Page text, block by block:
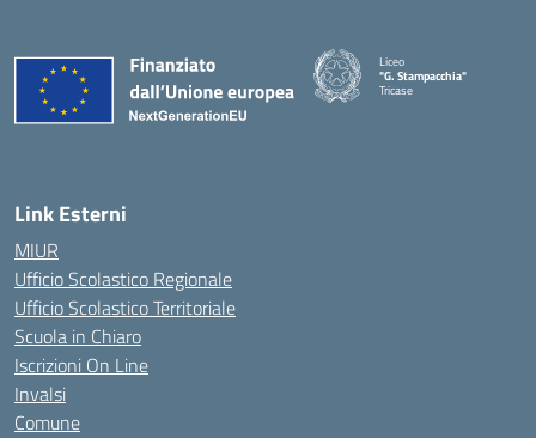
Liceo
"G. Stampacchia"
Tricase
Link Esterni
MIUR
Ufficio Scolastico Regionale
Ufficio Scolastico Territoriale
Scuola in Chiaro
Iscrizioni On Line
Invalsi
Comune